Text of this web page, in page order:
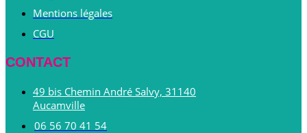
Mentions légales
CGU
CONTACT
49 bis Chemin André Salvy, 31140
Aucamville
06 56 70 41 54